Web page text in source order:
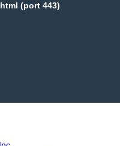
(port 443)